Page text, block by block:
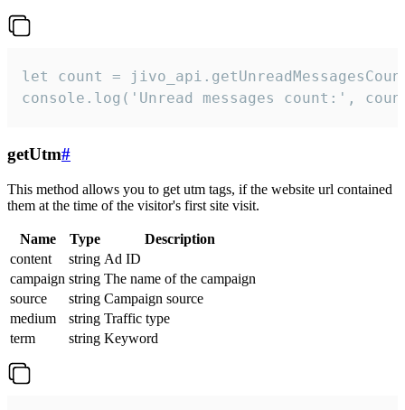
let count =
console.log('Unread messages count:',
getUtm#
This method allows you to get utm tags, if the website url contained
them at the time of the visitor's first site visit.
Name Type
Description
content
string Ad ID
campaign string The name of the campaign
source
string Campaign source
medium
string Traffic type
term
string Keyword